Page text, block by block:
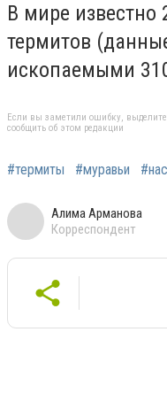
В мире
термитов
ископаемыми
Если вы заметили ошибку,
сообщить об этом редакции
#термиты #муравьи
Алима Арманова
Корреспондент